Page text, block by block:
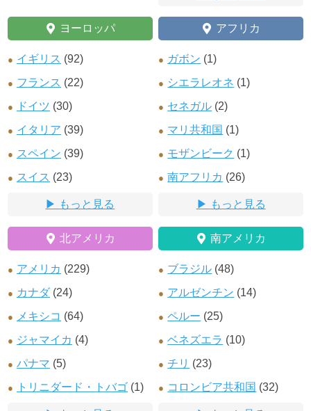
ヨーロッパ
イギリス (92)
フランス (22)
ドイツ (30)
イタリア (39)
スペイン (39)
スイス (23)
もっと見る
アフリカ
ガボン (1)
シエラレオネ (1)
セネガル (2)
マリ共和国 (1)
モザンビーク (1)
南アフリカ (26)
もっと見る
北アメリカ
アメリカ (229)
カナダ(24)
メキシコ (64)
ジャマイカ (4)
パナマ (5)
トリニダード・トバゴ (1)
南アメリカ
ブラジル (48)
アルゼンチン (14)
ペルー (25)
ベネズエラ (10)
チリ (23)
コロンビア共和国 (32)